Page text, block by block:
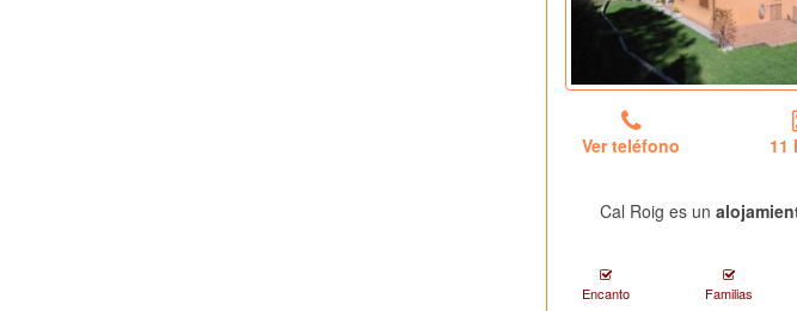
Ver teléfono 11
Cal Roig es un
Encanto Familias